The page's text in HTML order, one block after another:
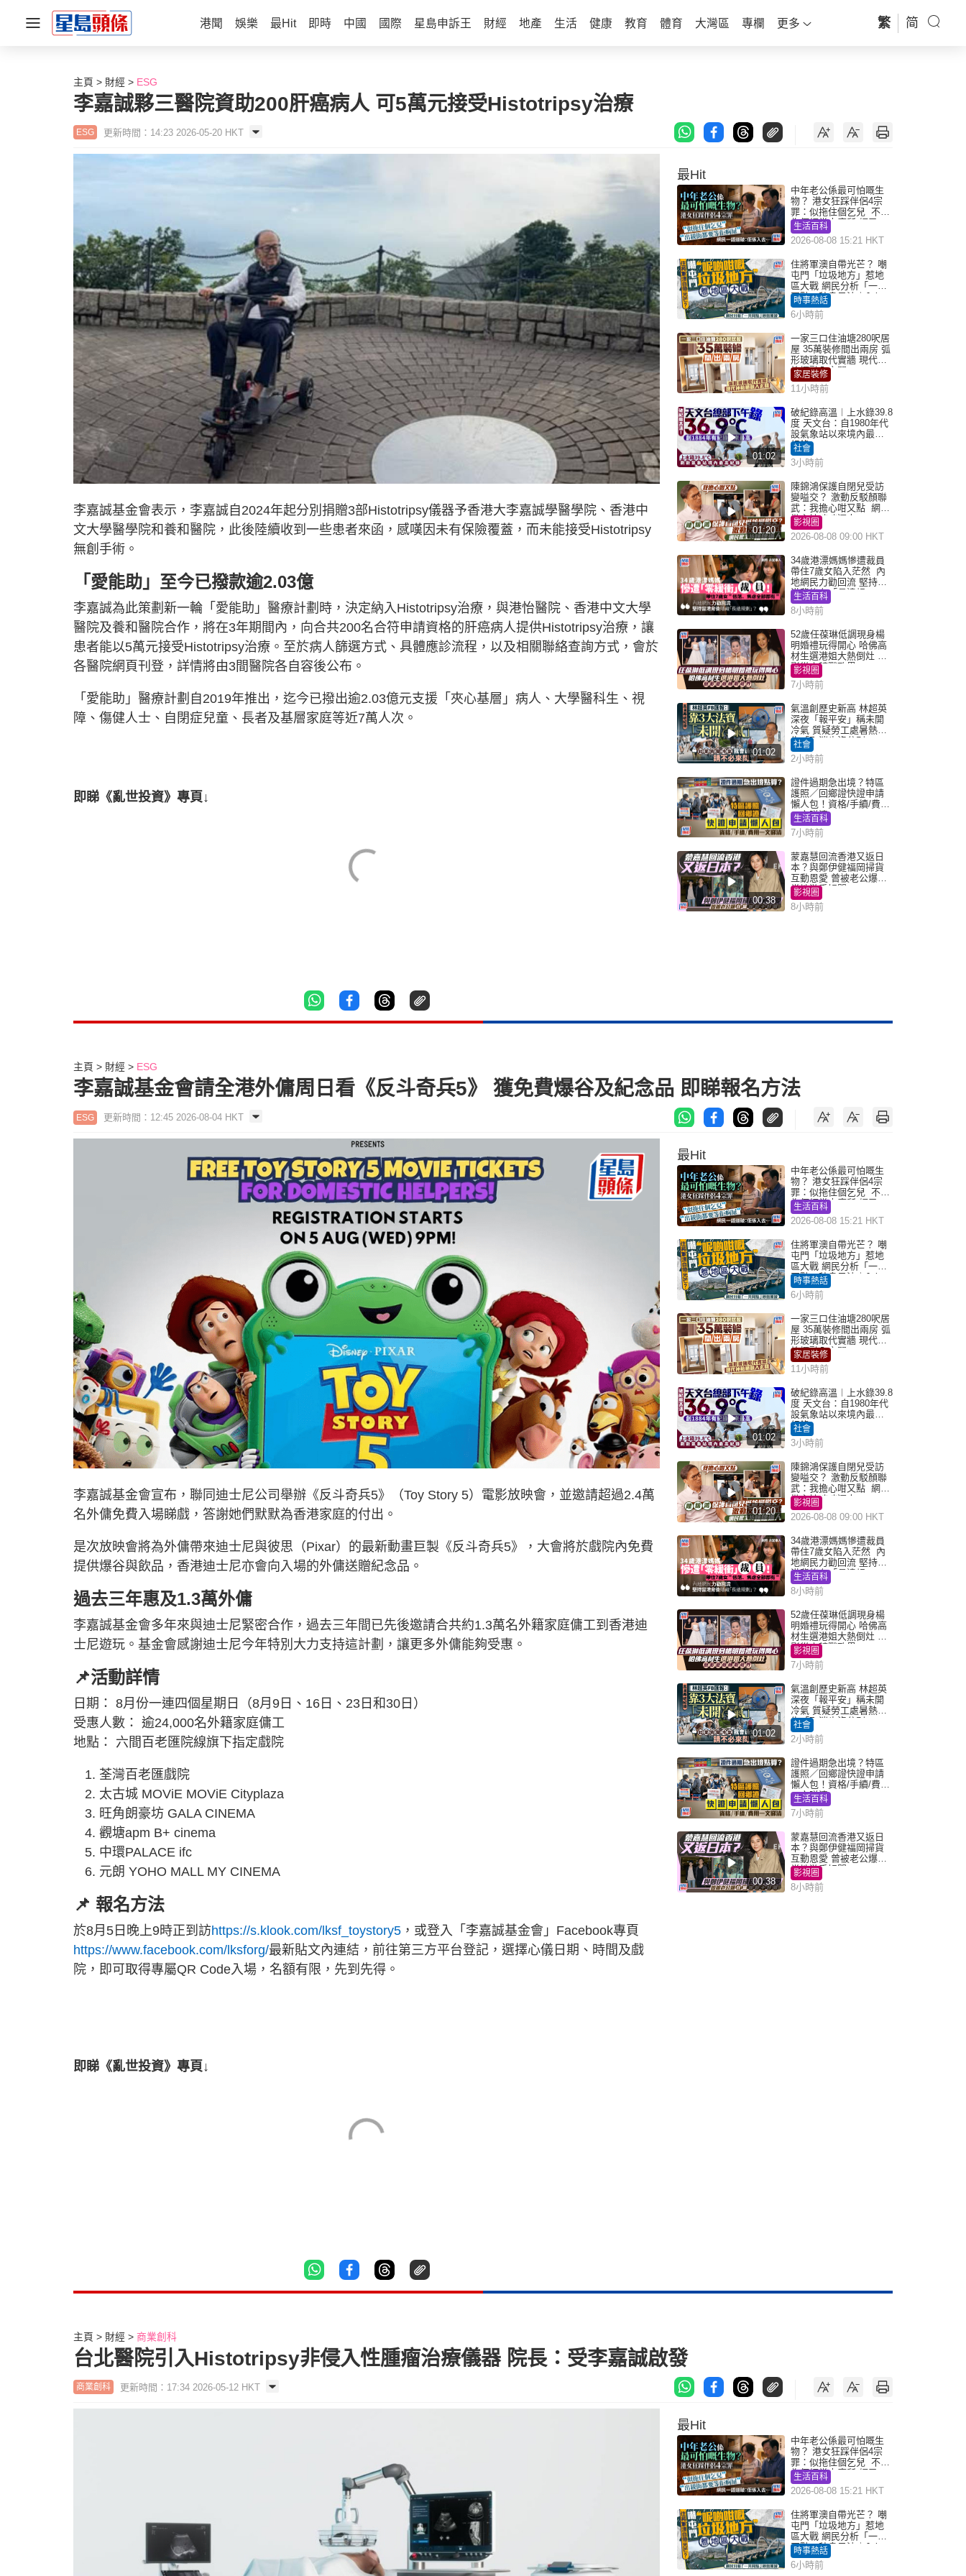
港聞 娛樂 最Hit 即時 中國 國際 星島申訴王 財經 地產 生活 健康 教育 體育 大灣區 專欄 更多 繁 简
主頁 財經 ESG
李嘉誠夥三醫院資助200肝癌病人 可5萬元接受Histotripsy治療
ESG 更新時間：14:23 2026-05-20 HKT
李嘉誠基金會表示，李嘉誠自2024年起分別捐贈3部Histotripsy儀器予香港大李嘉誠學醫學院、香港中
文大學醫學院和養和醫院，此後陸續收到一些患者來函，感嘆因未有保險覆蓋，而未能接受Histotripsy
無創手術。
「愛能助」至今已撥款逾2.03億
李嘉誠為此策劃新一輪「愛能助」醫療計劃時，決定納入Histotripsy治療，與港怡醫院、香港中文大學
醫院及養和醫院合作，將在3年期間內，向合共200名合符申請資格的肝癌病人提供Histotripsy治療，讓
患者能以5萬元接受Histotripsy治療。至於病人篩選方式、具體應診流程，以及相關聯絡查詢方式，會於
各醫院網頁刊登，詳情將由3間醫院各自容後公布。
「愛能助」醫療計劃自2019年推出，迄今已撥出逾2.03億元支援「夾心基層」病人、大學醫科生、視
障、傷健人士、自閉症兒童、長者及基層家庭等近7萬人次。
即睇《亂世投資》專頁↓
最Hit
中年老公係最可怕嘅生
物？ 港女狂踩伴侶4宗
罪：似拖住個乞兒 不解
為何經常去廁所 網民一
語道破
生活百科
2026-08-08 15:21 HKT
住將軍澳自帶光芒？ 嘲
屯門「垃圾地方」惹地
區大戰 網民分析「一共
同點」秒息風波｜Juicy
叮
時事熱話
6小時前
一家三口住油塘280呎居
屋 35萬裝修間出兩房 弧
形玻璃取代實牆 現代神
枱櫃融入玄關
家居裝修
11小時前
01:02
破紀錄高溫︱上水錄39.8
度 天文台：自1980年代
設氣象站以來境內最高
紀錄
社會
3小時前
01:20
陳錦鴻保護自閉兒受訪
變嗌交？ 激動反駁顏聯
武：我擔心咁又點 網民
批主持咄咄逼人
影視圈
2026-08-08 09:00 HKT
34歲港漂媽媽慘遭裁員
帶住7歲女陷入茫然 內
地網民力勸回流 堅持留
港背後有「長遠規
劃」？
生活百科
8小時前
52歲任葆琳低調現身楊
明婚禮玩得開心 哈佛高
材生選港姐大熱倒灶 息
影從商轉戰政界
影視圈
7小時前
01:02
氣溫創歷史新高 林超英
深夜「報平安」稱未開
冷氣 質疑勞工處暑熱警
告「取消也沒分別」
社會
2小時前
證件過期急出境？特區
護照／回鄉證快證申請
懶人包！資格/手續/費用
一文睇清
生活百科
7小時前
00:38
蒙嘉慧回流香港又返日
本？與鄭伊健福岡掃貨
互動恩愛 曾被老公爆在
當地游手好閒
影視圈
8小時前
主頁 財經 ESG
李嘉誠基金會請全港外傭周日看《反斗奇兵5》 獲免費爆谷及紀念品 即睇報名方法
ESG 更新時間：12:45 2026-08-04 HKT
李嘉誠基金會宣布，聯同迪士尼公司舉辦《反斗奇兵5》（Toy Story 5）電影放映會，並邀請超過2.4萬
名外傭免費入場睇戲，答謝她們默默為香港家庭的付出。
是次放映會將為外傭帶來迪士尼與彼思（Pixar）的最新動畫巨製《反斗奇兵5》，大會將於戲院內免費
提供爆谷與飲品，香港迪士尼亦會向入場的外傭送贈紀念品。
過去三年惠及1.3萬外傭
李嘉誠基金會多年來與迪士尼緊密合作，過去三年間已先後邀請合共約1.3萬名外籍家庭傭工到香港迪
士尼遊玩。基金會感謝迪士尼今年特別大力支持這計劃，讓更多外傭能夠受惠。
📌活動詳情
日期： 8月份一連四個星期日（8月9日、16日、23日和30日）
受惠人數： 逾24,000名外籍家庭傭工
地點： 六間百老匯院線旗下指定戲院
荃灣百老匯戲院
太古城 MOViE MOViE Cityplaza
旺角朗豪坊 GALA CINEMA
觀塘apm B+ cinema
中環PALACE ifc
元朗 YOHO MALL MY CINEMA
📌 報名方法
於8月5日晚上9時正到訪https://s.klook.com/lksf_toystory5 ，或登入「李嘉誠基金會」Facebook專頁
https://www.facebook.com/lksforg/最新貼文內連結，前往第三方平台登記，選擇心儀日期、時間及戲
院，即可取得專屬QR Code入場，名額有限，先到先得。
即睇《亂世投資》專頁↓
最Hit
中年老公係最可怕嘅生
物？ 港女狂踩伴侶4宗
罪：似拖住個乞兒 不解
為何經常去廁所 網民一
語道破
生活百科
2026-08-08 15:21 HKT
住將軍澳自帶光芒？ 嘲
屯門「垃圾地方」惹地
區大戰 網民分析「一共
同點」秒息風波｜Juicy
叮
時事熱話
6小時前
一家三口住油塘280呎居
屋 35萬裝修間出兩房 弧
形玻璃取代實牆 現代神
枱櫃融入玄關
家居裝修
11小時前
01:02
破紀錄高溫︱上水錄39.8
度 天文台：自1980年代
設氣象站以來境內最高
紀錄
社會
3小時前
01:20
陳錦鴻保護自閉兒受訪
變嗌交？ 激動反駁顏聯
武：我擔心咁又點 網民
批主持咄咄逼人
影視圈
2026-08-08 09:00 HKT
34歲港漂媽媽慘遭裁員
帶住7歲女陷入茫然 內
地網民力勸回流 堅持留
港背後有「長遠規
劃」？
生活百科
8小時前
52歲任葆琳低調現身楊
明婚禮玩得開心 哈佛高
材生選港姐大熱倒灶 息
影從商轉戰政界
影視圈
7小時前
01:02
氣溫創歷史新高 林超英
深夜「報平安」稱未開
冷氣 質疑勞工處暑熱警
告「取消也沒分別」
社會
2小時前
證件過期急出境？特區
護照／回鄉證快證申請
懶人包！資格/手續/費用
一文睇清
生活百科
7小時前
00:38
蒙嘉慧回流香港又返日
本？與鄭伊健福岡掃貨
互動恩愛 曾被老公爆在
當地游手好閒
影視圈
8小時前
主頁 財經 商業創科
台北醫院引入Histotripsy非侵入性腫瘤治療儀器 院長：受李嘉誠啟發
商業創科 更新時間：17:34 2026-05-12 HKT
最Hit
中年老公係最可怕嘅生
物？ 港女狂踩伴侶4宗
罪：似拖住個乞兒 不解
為何經常去廁所 網民一
語道破
生活百科
2026-08-08 15:21 HKT
住將軍澳自帶光芒？ 嘲
屯門「垃圾地方」惹地
區大戰 網民分析「一共
同點」秒息風波｜Juicy
叮
時事熱話
6小時前